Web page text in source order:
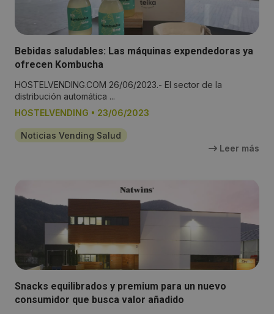
Bebidas saludables: Las máquinas expendedoras ya
ofrecen Kombucha
HOSTELVENDING.COM 26/06/2023.- El sector de la
distribución automática ...
HOSTELVENDING • 23/06/2023
Noticias Vending Salud
Leer más
Snacks equilibrados y premium para un nuevo
consumidor que busca valor añadido